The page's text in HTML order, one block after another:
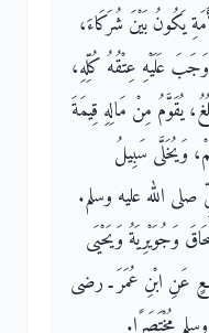
يَكُونُ بَيْنَ شُرَكَاءَ،
عَلَيْهِ عِتْقُهُ كُلِّهِ،
يُقَوَّمُ مِنْ مَالِهِ قِيمَةَ
وَيُخَلَّى سَبِيلُ
الله عليه وسلم‏.‏
وَجُوَيْرِيَةُ وَيَحْيَى
عَنِ ابْنِ عُمَرَ ـ رضى
مُخْتَصَرًا‏.‏